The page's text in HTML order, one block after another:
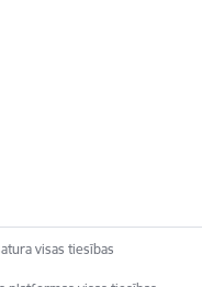
visas tiesības